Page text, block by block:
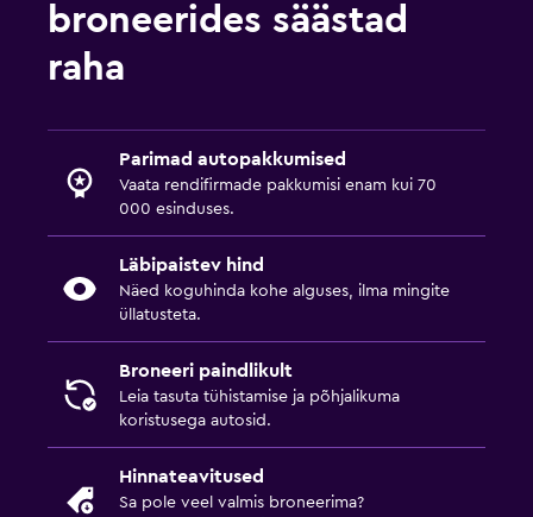
broneerides säästad
raha
Parimad autopakkumised
Vaata rendifirmade pakkumisi enam kui 70
000 esinduses.
Läbipaistev hind
Näed koguhinda kohe alguses, ilma mingite
üllatusteta.
Broneeri paindlikult
Leia tasuta tühistamise ja põhjalikuma
koristusega autosid.
Hinnateavitused
Sa pole veel valmis broneerima?